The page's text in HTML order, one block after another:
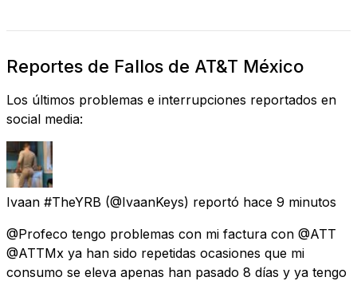
Reportes de Fallos de AT&T México
Los últimos problemas e interrupciones reportados en
social media:
Ivaan #TheYRB (@IvaanKeys) reportó hace 9 minutos
@Profeco tengo problemas con mi factura con @ATT
@ATTMx ya han sido repetidas ocasiones que mi
consumo se eleva apenas han pasado 8 días y ya tengo